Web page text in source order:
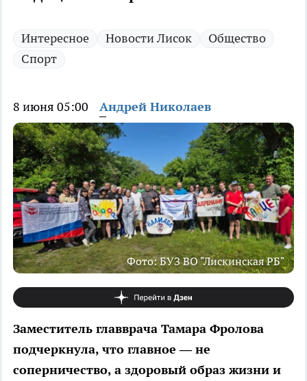
Интересное Новости Лисок
Общество
Спорт
8 июня 05:00 Андрей Николаев
Фото: БУЗ ВО "Лискинская РБ"
Заместитель главврача Тамара Фролова
подчеркнула, что главное — не
соперничество, а здоровый образ жизни и